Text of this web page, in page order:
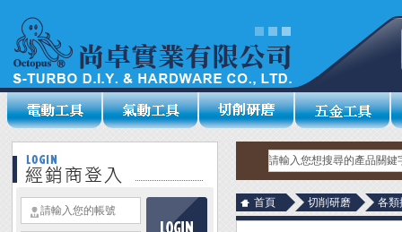
首頁 切削研磨 各類